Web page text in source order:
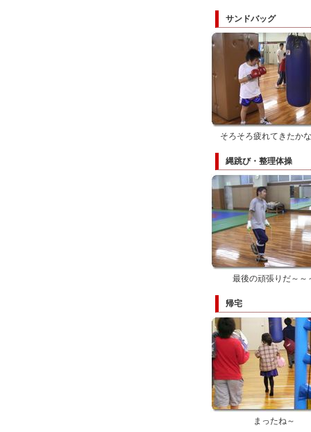
サンドバッグ
そろそろ疲れてきたか
縄跳び・整理体操
最後の頑張りだ～～
帰宅
まったね～